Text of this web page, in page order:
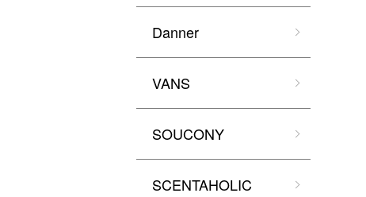
Danner
VANS
SOUCONY
SCENTAHOLIC